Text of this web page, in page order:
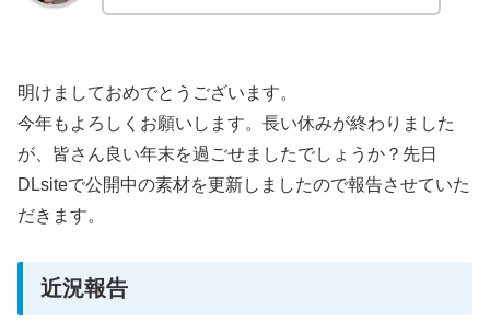
明けましておめでとうございます。
今年もよろしくお願いします。長い休みが終わりました
が、皆さん良い年末を過ごせましたでしょうか？先日
DLsiteで公開中の素材を更新しましたので報告させていた
だきます。
近況報告